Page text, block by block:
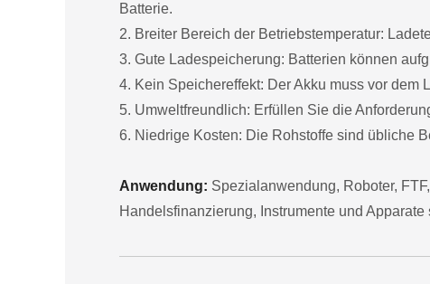
Batterie.
2. Breiter Bereich der Betriebstemperatur:
3. Gute Ladespeicherung: Batterien können
4. Kein Speichereffekt: Der Akku muss vor dem
5. Umweltfreundlich: Erfüllen Sie die
6. Niedrige Kosten: Die Rohstoffe sind übliche
Anwendung: Spezialanwendung, Roboter,
Handelsfinanzierung, Instrumente und